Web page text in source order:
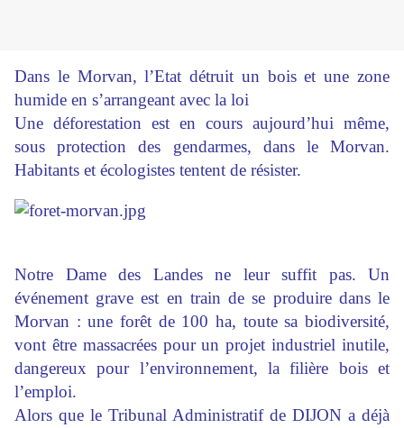
Dans le Morvan, l’Etat détruit un bois et une zone
humide en s’arrangeant avec la loi
Une déforestation est en cours aujourd’hui même,
sous protection des gendarmes, dans le Morvan.
Habitants et écologistes tentent de résister.
Notre Dame des Landes ne leur suffit pas. Un
événement grave est en train de se produire dans le
Morvan : une forêt de 100 ha, toute sa biodiversité,
vont être massacrées pour un projet industriel inutile,
dangereux pour l’environnement, la filière bois et
l’emploi.
Alors que le Tribunal Administratif de DIJON a déjà